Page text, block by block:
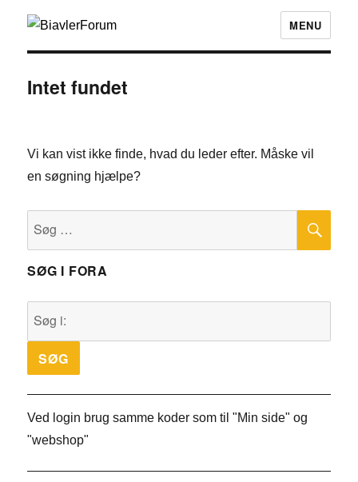
MENU
Intet fundet
Vi kan vist ikke finde, hvad du leder efter. Måske vil
en søgning hjælpe?
SØG I FORA
Ved login brug samme koder som til "Min side" og
"webshop"